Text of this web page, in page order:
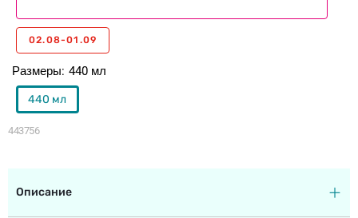
443756
Размеры 440 мл
440 мл
02.08-01.09
Описание